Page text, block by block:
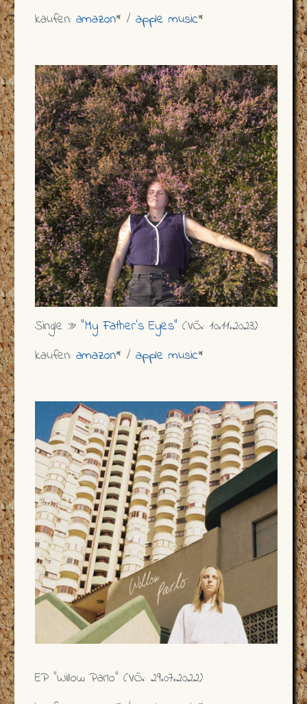
kaufen: amazon* / apple music*
Single » "My Father's Eyes" (VÖ.: 10.11.2023)
kaufen: amazon* / apple music*
EP "Willow Parlo" (VÖ.: 29.07.2022)